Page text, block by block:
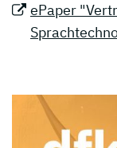
ePaper